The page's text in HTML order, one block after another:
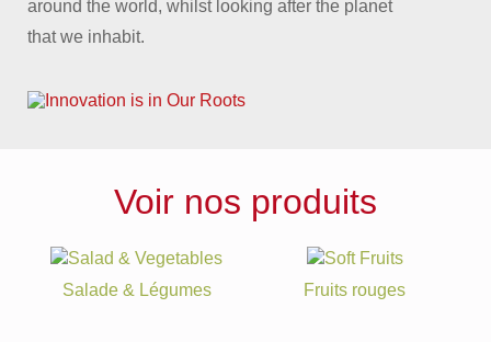
around the world, whilst looking after the planet
that we inhabit.
Voir nos produits
Salade & Légumes Fruits rouges